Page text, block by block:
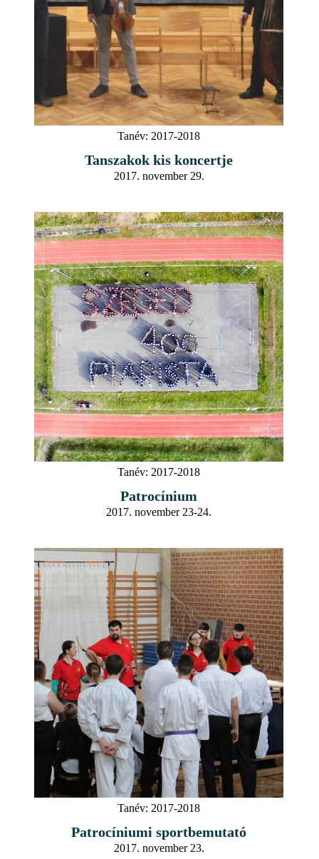
Tanév: 2017-2018
Tanszakok kis koncertje
2017. november 29.
Tanév: 2017-2018
Patrocínium
2017. november 23-24.
Tanév: 2017-2018
Patrocíniumi sportbemutató
2017. november 23.